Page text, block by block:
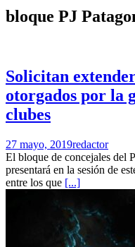
bloque PJ
Solicitan
otorgados por la
clubes
27 mayo, 2019redactor
El bloque de concejales del
presentará en la sesión de
entre los que [...]